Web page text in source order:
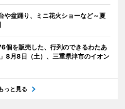
や盆踊り、ミニ花火ショーなど～夏
個を販売した、行列のできるわたあ
8月8日（土）、三重県津市のイオン
っと見る